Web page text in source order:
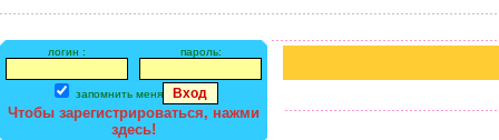
логин : пароль:
запомнить меня
Чтобы зарегистрироваться, нажми
здесь!